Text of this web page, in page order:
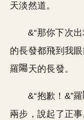
天淡然道。
&“那你下次
的長發都飛到我眼
羅
天的長發。
&“抱歉！&”羅
兩步，說起了正事